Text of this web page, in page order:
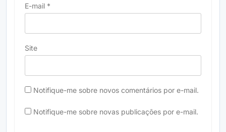
E-mail *
Site
Notifique-me sobre novos comentários por e-mail.
Notifique-me sobre novas publicações por e-mail.